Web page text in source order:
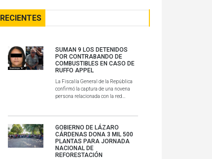
RECIENTES
SUMAN 9 LOS DETENIDOS
POR CONTRABANDO DE
COMBUSTIBLES EN CASO DE
RUFFO APPEL
La Fiscalía General de la República
confirmó la captura de una novena
persona relacionada con la red...
GOBIERNO DE LÁZARO
CÁRDENAS DONA 3 MIL 500
PLANTAS PARA JORNADA
NACIONAL DE
REFORESTACIÓN